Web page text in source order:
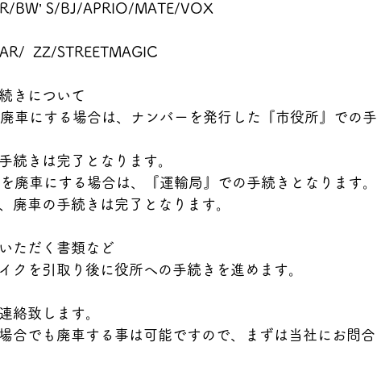
BW’ S/BJ/APRIO/MATE/VOX
ZZ/STREETMAGIC
きについて
車にする場合は、ナンバーを発行した『市役所』での手
続きは完了となります。
廃車にする場合は、『運輸局』での手続きとなります。
廃車の手続きは完了となります。
ただく書類など
クを引取り後に役所への手続きを進めます。
絡致します。
合でも廃車する事は可能ですので、まずは当社にお問合